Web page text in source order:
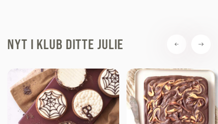
NYT I KLUB DITTE JULIE